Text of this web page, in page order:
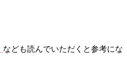
なども読んでいただくと参考にな